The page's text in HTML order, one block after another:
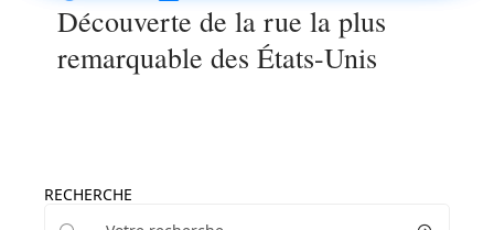
Découverte de la rue la plus
remarquable des États-Unis
RECHERCHE